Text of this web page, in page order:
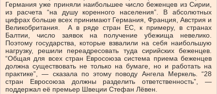
Германия уже приняли наибольшее число беженцев из Сирии,
из расчета “на душу коренного населения”. В абсолютных
цифрах больше всех принимают Германия, Франция, Австрия и
Великобритания. А в ряде стран ЕС, к примеру, в странах
Балтии, число заявок на получение убежища невелико.
Поэтому государства, которые взвалили на себя наибольшую
нагрузку, решили переадресовать туда сирийских беженцев.
“Общая для всех стран Евросоюза система приема беженцев
должна существовать не только на бумаге, но и работать на
практике”, — сказала по этому поводу Ангела Меркель. “28
стран Евросоюза должны разделить ответственность”, —
поддержал её премьер Швеции Стефан Лёвен.